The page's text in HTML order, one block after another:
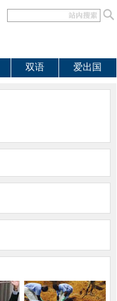
双语 爱出国